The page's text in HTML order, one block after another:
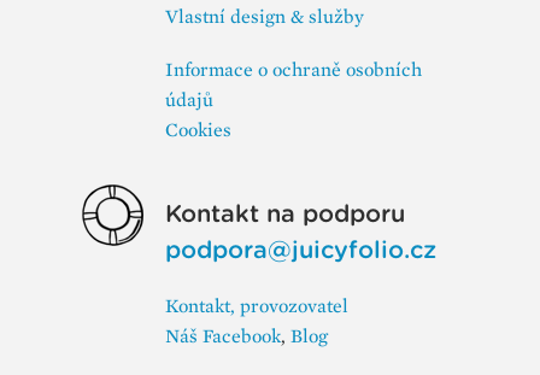
Vlastní design & služby
Informace o ochraně osobních
údajů
Cookies
Kontakt na podporu
podpora@juicyfolio.cz
Kontakt, provozovatel
Náš Facebook, Blog